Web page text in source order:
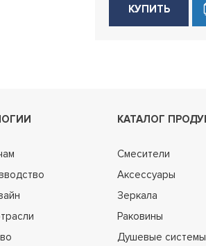
КУПИТЬ
КАТАЛОГ
Смесители
Аксессуары
Зеркала
Раковины
Душевые системы